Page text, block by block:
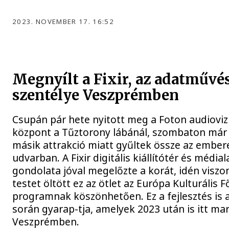
2023. NOVEMBER 17. 16:52
Megnyílt a Fixir, az
szentélye Veszprémben
Csupán pár hete nyitott meg a Foton
központ a Tűztorony lábánál, szombaton
másik attrakció miatt gyűltek össze az
udvarban. A Fixir digitális kiállítótér és
gondolata jóval megelőzte a korát, idén
testet öltött ez az ötlet az Európa Kulturális
programnak köszönhetően. Ez a fejlesztés is
során gyarap-tja, amelyek 2023 után is itt
Veszprémben.